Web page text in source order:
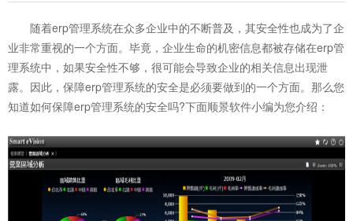
随着erp管理系统在众多企业中的不断普及，其安全性也成为了企
业非常重视的一个方面。毕竟，企业生命的机密信息都被存储在erp管
理系统中，如果安全性不够，很可能会导致企业的相关信息出现泄
露。因此，保障erp管理系统的安全是必须要做到的一个方面。那么您
知道如何保障erp管理系统的安全吗?下面顺景软件小编为您介绍：